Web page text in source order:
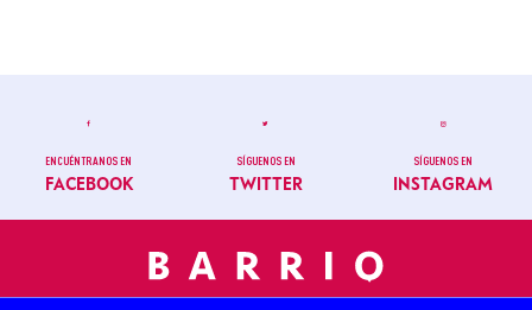
ENCUÉNTRANOS EN
FACEBOOK
SÍGUENOS EN
TWITTER
SÍGUENOS EN
INSTAGRAM